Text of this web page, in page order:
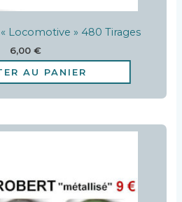
Locomotive » 480 Tirages
6,00 €
AU PANIER